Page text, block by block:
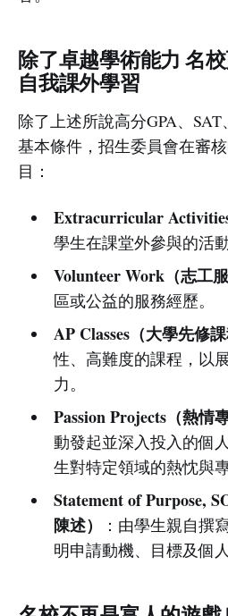
除了卓越學術能力 名
自我課外學習
除了上述所說高分GPA、
基本條件，招生委員會在審
目：
Extracurricular
學生在課堂外參與的活動
Volunteer Work（志工服
區或公益的服務經歷。
AP Classes（大學先修課
性、高難度的課程，以
力。
Passion Projects（熱情專
動發起並深入投入的個
生對特定領域的熱忱與專
Statement of Purpose,
陳述）
：由學生親自撰
明申請動機、目標及個人